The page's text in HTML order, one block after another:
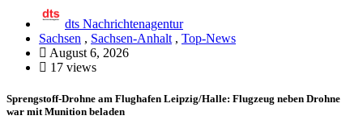
dts Nachrichtenagentur
Sachsen , Sachsen-Anhalt , Top-News
August 6, 2026
17 views
Sprengstoff-Drohne am Flughafen Leipzig/Halle: Flugzeug neben Drohne
war mit Munition beladen